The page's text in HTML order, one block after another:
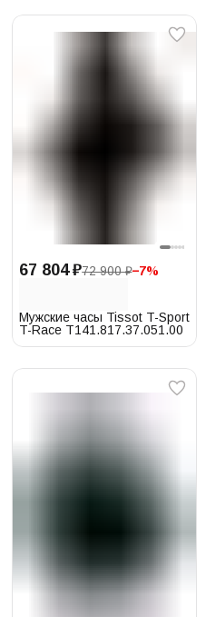
67 804 ₽72 900 ₽−7%
Мужские часы Tissot T-Sport
T-Race T141.817.37.051.00